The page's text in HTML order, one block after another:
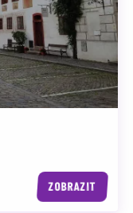
ZOBRAZIT